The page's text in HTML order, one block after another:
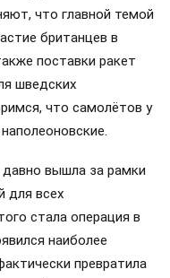
что главной темой
британцев в
поставки ракет
шведских
что самолётов у
вышла за рамки
для всех
стала операция в
наиболее
превратила